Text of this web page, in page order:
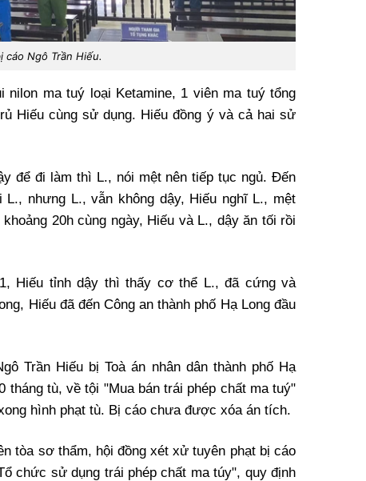
cáo Ngô Trần Hiếu.
nilon ma tuý loại Ketamine, 1 viên ma tuý tổng
Hiếu cùng sử dụng. Hiếu đồng ý và cả hai sử
để đi làm thì L., nói mệt nên tiếp tục ngủ. Đến
nhưng L., vẫn không dậy, Hiếu nghĩ L., mệt
20h cùng ngày, Hiếu và L., dậy ăn tối rồi
Hiếu tỉnh dậy thì thấy cơ thể L., đã cứng và
Hiếu đã đến Công an thành phố Hạ Long đầu
Trần Hiếu bị Toà án nhân dân thành phố Hạ
tháng tù, về tội "Mua bán trái phép chất ma tuý"
hình phạt tù. Bị cáo chưa được xóa án tích.
tòa sơ thẩm, hội đồng xét xử tuyên phạt bị cáo
chức sử dụng trái phép chất ma túy", quy định